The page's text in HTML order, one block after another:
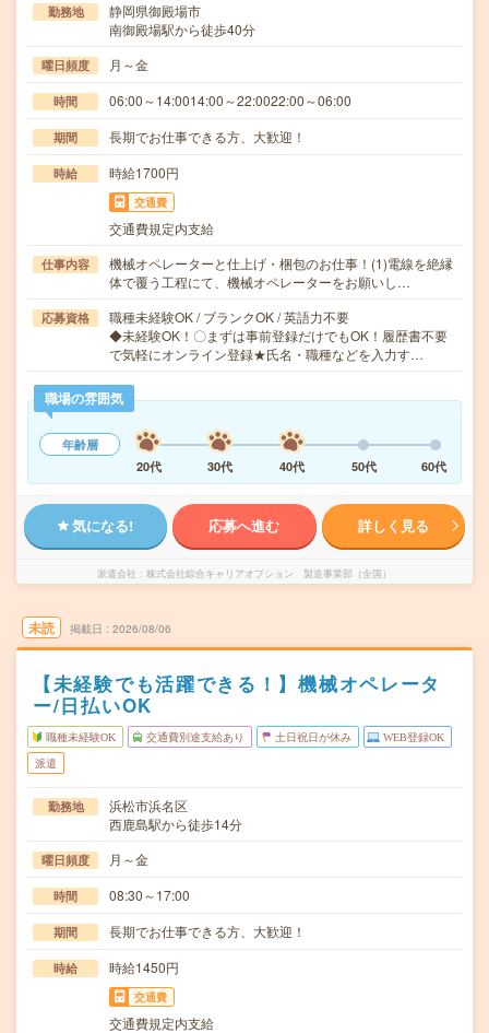
勤務地
静岡県御殿場市
南御殿場駅から徒歩40分
曜日頻度 月～金
時間 06:00～14:0014:00～22:0022:00～06:00
期間 長期でお仕事できる方、大歓迎！
時給 時給1700円
交通費
交通費規定内支給
仕事内容
機械オペレーターと仕上げ・梱包のお仕事！(1)電線を絶縁
体で覆う工程にて、機械オペレーターをお願いし…
応募資格
職種未経験OK / ブランクOK / 英語力不要
◆未経験OK！〇まずは事前登録だけでもOK！履歴書不要
で気軽にオンライン登録★氏名・職種などを入力す…
職場の雰囲気
年齢層
20代
30代 40代 50代 60代
気になる! 応募へ進む 詳しく見る
派遣会社 株式会社綜合キャリアオプション 製造事業部（全国）
未読 掲載日 2026/08/06
【未経験でも活躍できる！】機械オペレータ
ー/日払いOK
職種未経験OK 交通費別途支給あり 土日祝日が休み WEB登録OK
派遣
勤務地
浜松市浜名区
西鹿島駅から徒歩14分
曜日頻度 月～金
時間 08:30～17:00
期間 長期でお仕事できる方、大歓迎！
時給 時給1450円
交通費
交通費規定内支給